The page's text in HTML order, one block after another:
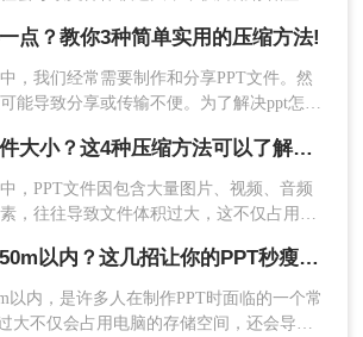
容，如删除不必要的图片、动画和
图片转换为较低质量的格式或分
外，还可以手动调整PPT的压缩设
文件体积。
精确控制。
手动操作，可能耗时较长；且对于
容，如高质量图片或视频，压缩效
ppt怎么压缩成50mb以下呢？本文将介绍三
点？教你3种简单实用的压缩方法!
，我们经常需要制作和分享PPT文件。然
能导致分享或传输不便。为了解决ppt怎么
合理范围内。本文将介绍三种实用的PPT
松实现这一目标。
怎么压缩ppt文件大小？这4种压缩方法可以了解下！
，PPT文件因包含大量图片、视频、音频
，往往导致文件体积过大，这不仅占用存
化PPT文件的存储和传输效率，本文将介
件压缩方法。
ppt怎么压缩到50m以内？这几招让你的PPT秒瘦身！
以内，是许多人在制作PPT时面临的一个常
大不仅会占用电脑的存储空间，还会导致